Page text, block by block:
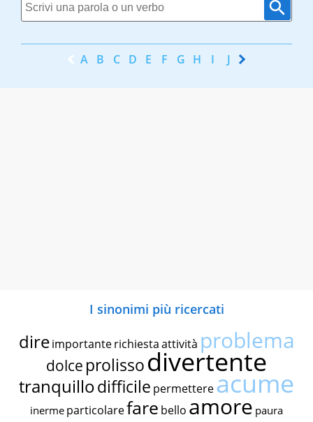
A B C D E F G H I J K
I sinonimi più ricercati
dire importante richiestaattività problema
dolce prolissodivertente
tranquillodifficile permettereacume
inerme particolarefare bello amore paura